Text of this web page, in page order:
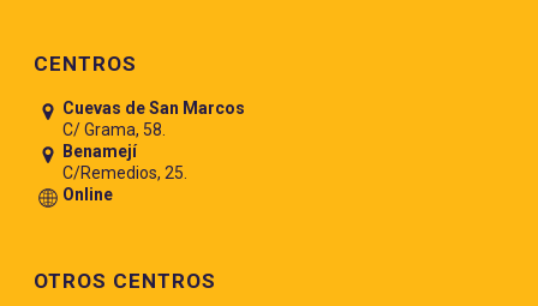
CENTROS
Cuevas de San Marcos
C/ Grama, 58.
Benamejí
C/Remedios, 25.
Online
OTROS CENTROS